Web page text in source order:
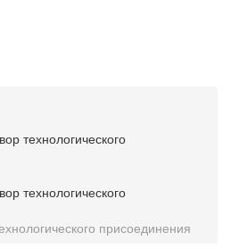
присоединения